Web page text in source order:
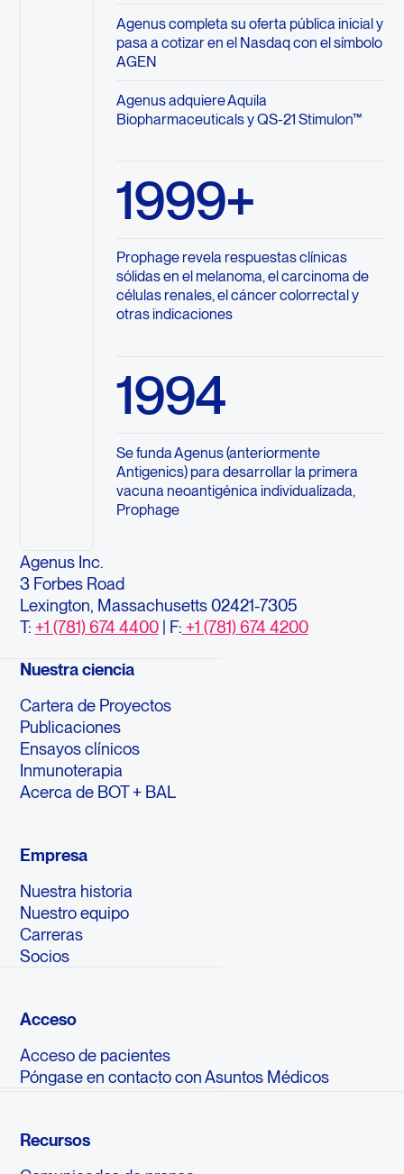
Agenus completa su oferta pública inicial y
pasa a cotizar en el Nasdaq con el símbolo
AGEN
Agenus adquiere Aquila
Biopharmaceuticals y QS-21 Stimulon™
1999+
Prophage revela respuestas clínicas
sólidas en el melanoma, el carcinoma de
células renales, el cáncer colorrectal y
otras indicaciones
1994
Se funda Agenus (anteriormente
Antigenics) para desarrollar la primera
vacuna neoantigénica individualizada,
Prophage
Agenus Inc.
3 Forbes Road
Lexington, Massachusetts 02421-7305
T: +1 (781) 674 4400| F: +1 (781) 674 4200
Nuestra ciencia
Cartera de Proyectos
Publicaciones
Ensayos clínicos
Inmunoterapia
Acerca de BOT + BAL
Empresa
Nuestra historia
Nuestro equipo
Carreras
Socios
Acceso
Acceso de pacientes
Póngase en contacto con Asuntos Médicos
Recursos